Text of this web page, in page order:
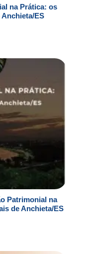
na Prática: os
ES
Patrimonial na
de Anchieta/ES